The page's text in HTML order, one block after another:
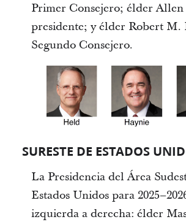
Primer Consejero; élder
presidente; y élder Robert M.
Segundo Consejero.
SURESTE DE ESTADOS
La Presidencia del Área
Estados Unidos para
izquierda a derecha: élder